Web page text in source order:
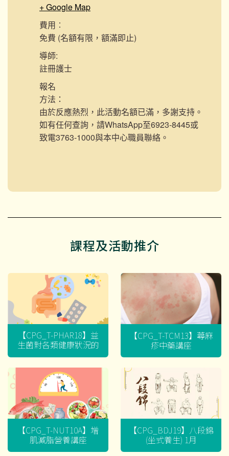
+ Google Map
費用︰
免費 (名額有限，額滿即止)
導師:
註冊護士
報名
方法：
由於反應熱烈，此活動名額已滿，多謝支持。
如有任何查詢，請WhatsApp至6923-8445或
致電3763-1000與本中心職員聯絡。
課程及活動推介
【CPG_T-PHAR18】益
生菌對各類健康狀況的
迷思
【CPG_T-TCM13】蕁麻
疹中藥講座
【CPG_T-NUT10A】增
肌減脂營養講座
【CPG_BDJ19】八段錦
(坐式養生) 1月